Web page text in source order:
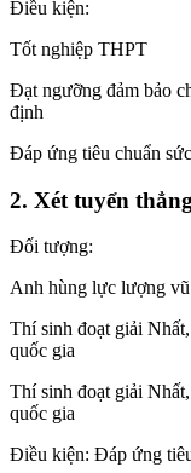
Điều kiện:
Tốt nghiệp THPT
Đạt ngưỡng đảm bảo
định
Đáp ứng tiêu chuẩn
2. Xét tuyển thẳng
Đối tượng:
Anh hùng lực lượng
Thí sinh đoạt giải
quốc gia
Thí sinh đoạt giải
quốc gia
Điều kiện: Đáp ứng